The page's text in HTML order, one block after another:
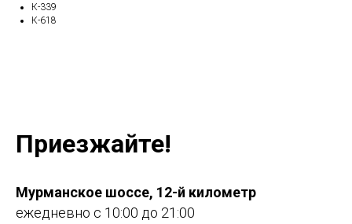
К-339
К-618
Приезжайте!
Мурманское шоссе, 12-й километр
ежедневно с 10:00 до 21:00